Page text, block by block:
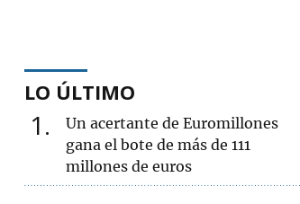
LO ÚLTIMO
1
Un acertante de Euromillones
gana el bote de más de 111
millones de euros